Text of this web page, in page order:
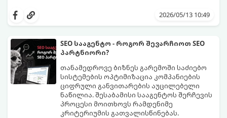
ფერების სწორად კონვერტაციისთვის:
2026/05/13 10:49
SEO სააგენტო - როგორ შევარჩიოთ SEO
პარტნიორი?
თანამედროვე ბიზნეს გარემოში საძიებო
სისტემების ოპტიმიზაცია კომპანიების
ციფრული განვითარების აუცილებელი
ნაწილია. შესაბამისი სააგენტოს შერჩევის
პროცესი მოითხოვს რამდენიმე
კრიტერიუმის გათვალისწინებას.